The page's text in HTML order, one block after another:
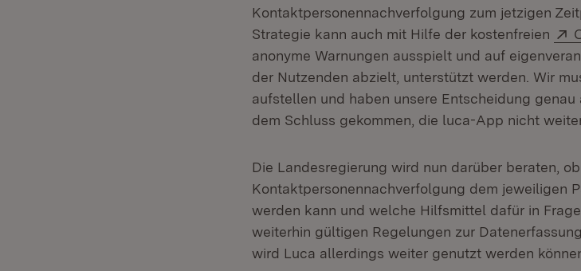
Kontaktpersonennachverfolgung zum jetzigen
Strategie kann auch mit Hilfe der kostenfreien
anonyme Warnungen ausspielt und auf
der Nutzenden abzielt, unterstützt werden. Wir
aufstellen und haben unsere Entscheidung
dem Schluss gekommen, die luca-App nicht
Die Landesregierung wird nun darüber beraten,
Kontaktpersonennachverfolgung dem jeweiligen
werden kann und welche Hilfsmittel dafür in
weiterhin gültigen Regelungen zur
wird Luca allerdings weiter genutzt werden